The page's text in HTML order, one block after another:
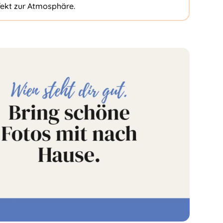
zur Atmosphäre.